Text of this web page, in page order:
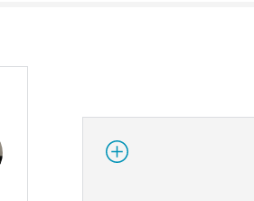
ד"ר ויקטור קוראקין
כירורגיה